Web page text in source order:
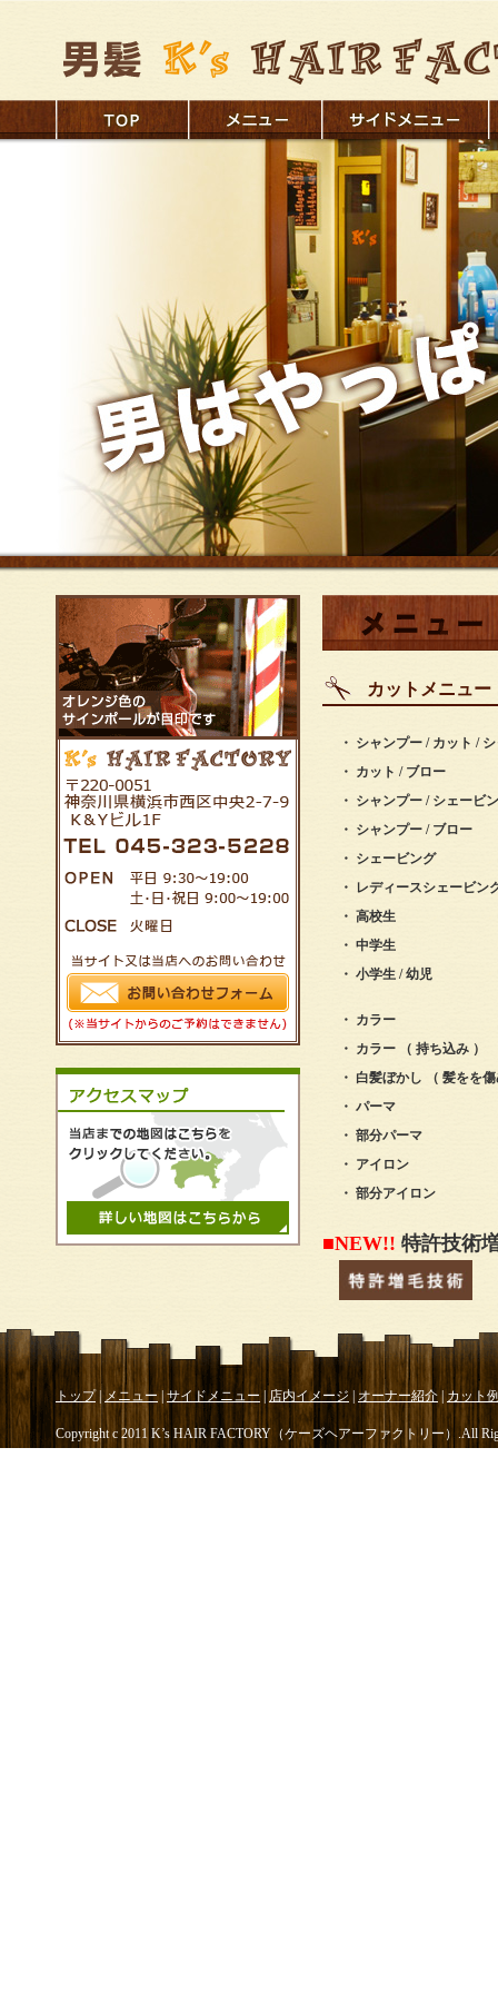
カットメニュー
・ シャンプー / カット /
・ カット / ブロー
・ シャンプー / シェービ
・ シャンプー / ブロー
・ シェービング
・ レディースシェービ
・ 高校生
・ 中学生
・ 小学生 / 幼児
・ カラー
・ カラー （ 持ち込み ）
・ 白髪ぼかし （ 髪をを
・ パーマ
・ 部分パーマ
・ アイロン
・ 部分アイロン
■NEW!! 特許技術
トップ| メニュー サイドメニュー 店内イメージ オーナー紹介| カット
Copyright c 2011 K’s HAIR FACTORY（ケーズヘアーファクトリー）.All